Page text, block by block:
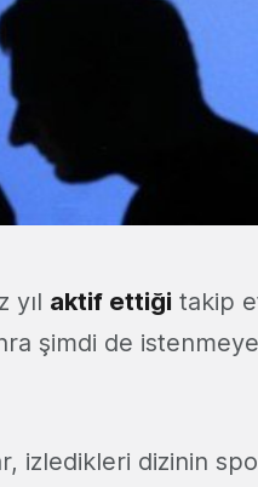
yıl aktif ettiği takip
şimdi de
izledikleri dizinin